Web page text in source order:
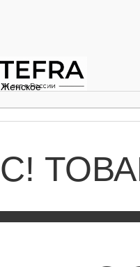
Женское